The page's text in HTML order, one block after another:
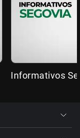
Informativos